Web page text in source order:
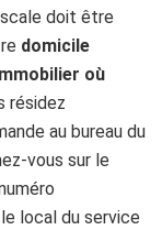
doit être
domicile
où
résidez
au bureau du
vous sur le
local du service